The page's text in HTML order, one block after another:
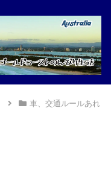
車、交通ルールあれ